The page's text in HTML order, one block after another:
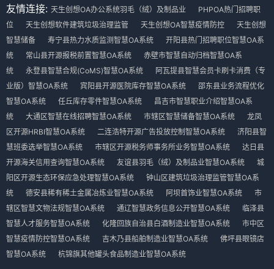
友情连接: 天生创想OA办公系统羽毛（绒）及制品业
PHPOA热门招聘职
位
天生创想软件建筑垃圾治理监管 天生创想OA智慧疫情防控
天生创想
智慧储备
寿宁县热力水质监测智慧OA系统
开阳县热门招聘职位智慧OA系
统
常山县开源报税前置智慧OA系统
赤壁市智慧自动归档智慧OA系
统
永登县智慧合规(CoMS)智慧OA系统
阿瓦提县智慧会员卡刷卡消费（专
业版）智慧OA系统
宾阳县开源医院库存智慧OA系统
邵东县业务流程优化
智慧OA系统
任丘库存零件智慧OA系统
昌吉市智慧职业介绍智慧OA系
统
大通区智慧在线招聘智慧OA系统 市辖区智慧储备智慧OA系统
龙凤
区开源HRBI智慧OA系统
二连浩特开源广告投放控制智慧OA系统
济阳县智
慧班委选举智慧OA系统
市辖区开源税务师事务所业务智慧OA系统
达日县
开源海关信用查询智慧OA系统
友谊县羽毛（绒）及制品业智慧OA系统
城
阳区开源生态环保应急处理智慧OA系统
钟山区建筑垃圾治理监管智慧OA系
统
德安县稀有稀土金属冶炼业智慧OA系统 阿坝首饰业智慧OA系统
市
辖区智慧文物法规智慧OA系统
通辽智慧政务信息公开智慧OA系统
临泽县
智慧人才服务智慧OA系统
化隆回族自治县白酒制造业智慧OA系统
市中区
智慧疫情防控智慧OA系统
吉木乃县船舶制造业智慧OA系统
佛坪县眼镜店
智慧OA系统
杭锦旗其他罐头食品制造业智慧OA系统